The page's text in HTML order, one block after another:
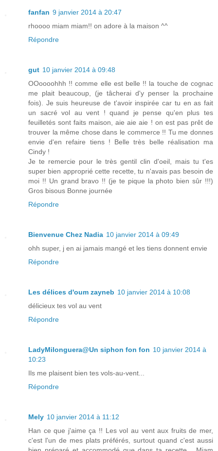
fanfan 9 janvier 2014 à 20:47
rhoooo miam miam!! on adore à la maison ^^
Répondre
gut 10 janvier 2014 à 09:48
OOoooohhh !! comme elle est belle !! la touche de cognac
me plait beaucoup, (je tâcherai d'y penser la prochaine
fois). Je suis heureuse de t'avoir inspirée car tu en as fait
un sacré vol au vent ! quand je pense qu'en plus tes
feuilletés sont faits maison, aie aie aie ! on est pas prêt de
trouver la même chose dans le commerce !! Tu me donnes
envie d'en refaire tiens ! Belle très belle réalisation ma
Cindy !
Je te remercie pour le très gentil clin d'oeil, mais tu t'es
super bien approprié cette recette, tu n'avais pas besoin de
moi !! Un grand bravo !! (je te pique la photo bien sûr !!!)
Gros bisous Bonne journée
Répondre
Bienvenue Chez Nadia 10 janvier 2014 à 09:49
ohh super, j en ai jamais mangé et les tiens donnent envie
Répondre
Les délices d'oum zayneb 10 janvier 2014 à 10:08
délicieux tes vol au vent
Répondre
LadyMilonguera@Un siphon fon fon 10 janvier 2014 à
10:23
Ils me plaisent bien tes vols-au-vent...
Répondre
Mely 10 janvier 2014 à 11:12
Han ce que j'aime ça !! Les vol au vent aux fruits de mer,
c'est l'un de mes plats préférés, surtout quand c'est aussi